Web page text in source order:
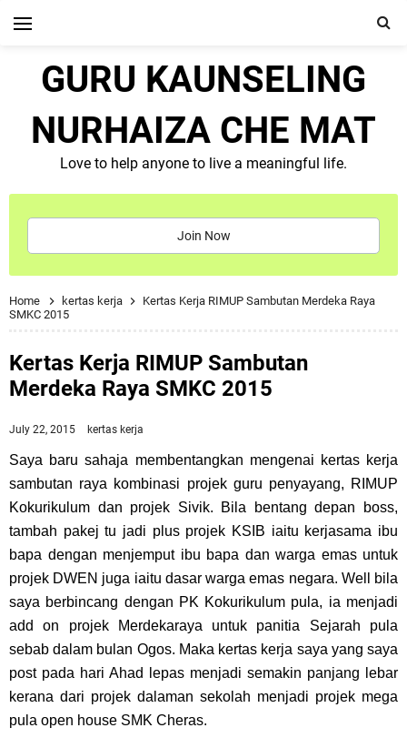
GURU KAUNSELING
NURHAIZA CHE MAT
Love to help anyone to live a meaningful life.
Join Now
Home kertas kerja
Kertas Kerja RIMUP Sambutan Merdeka Raya
SMKC 2015
Kertas Kerja RIMUP Sambutan
Merdeka Raya SMKC 2015
July 22, 2015 kertas kerja
Saya baru sahaja membentangkan mengenai kertas kerja
sambutan raya kombinasi projek guru penyayang, RIMUP
Kokurikulum dan projek Sivik. Bila bentang depan boss,
tambah pakej tu jadi plus projek KSIB iaitu kerjasama ibu
bapa dengan menjemput ibu bapa dan warga emas untuk
projek DWEN juga iaitu dasar warga emas negara. Well bila
saya berbincang dengan PK Kokurikulum pula, ia menjadi
add on projek Merdekaraya untuk panitia Sejarah pula
sebab dalam bulan Ogos. Maka kertas kerja saya yang saya
post pada hari Ahad lepas menjadi semakin panjang lebar
kerana dari projek dalaman sekolah menjadi projek mega
pula open house SMK Cheras.